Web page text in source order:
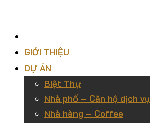
GIỚI THIỆU
DỰ ÁN
Biệt Thự
Nhà phố – Căn hộ dịch vụ
Nhà hàng – Coffee